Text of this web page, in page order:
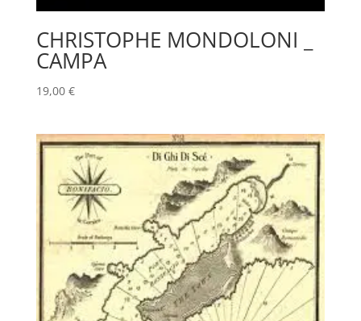
CHRISTOPHE MONDOLONI _
CAMPA
19,00 €